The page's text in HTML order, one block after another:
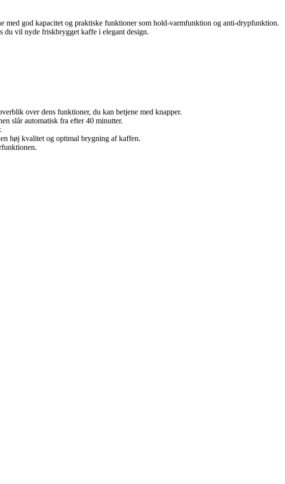
med god kapacitet og praktiske funktioner som hold-varmfunktion og anti-drypfunktion.
du vil nyde friskbrygget kaffe i elegant design.
over dens funktioner, du kan betjene med knapper.
slår automatisk fra efter 40 minutter.
høj kvalitet og optimal brygning af kaffen.